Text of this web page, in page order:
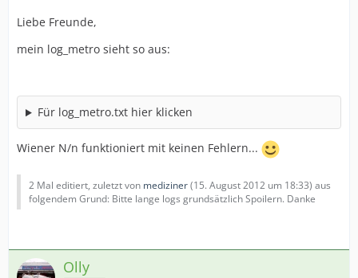
Liebe Freunde,
mein log_metro sieht so aus:
Für log_metro.txt hier klicken
Wiener N/n funktioniert mit keinen Fehlern...
2 Mal editiert, zuletzt von mediziner(15. August 2012 um 18:33) aus
folgendem Grund: Bitte lange logs grundsätzlich Spoilern. Danke
Olly